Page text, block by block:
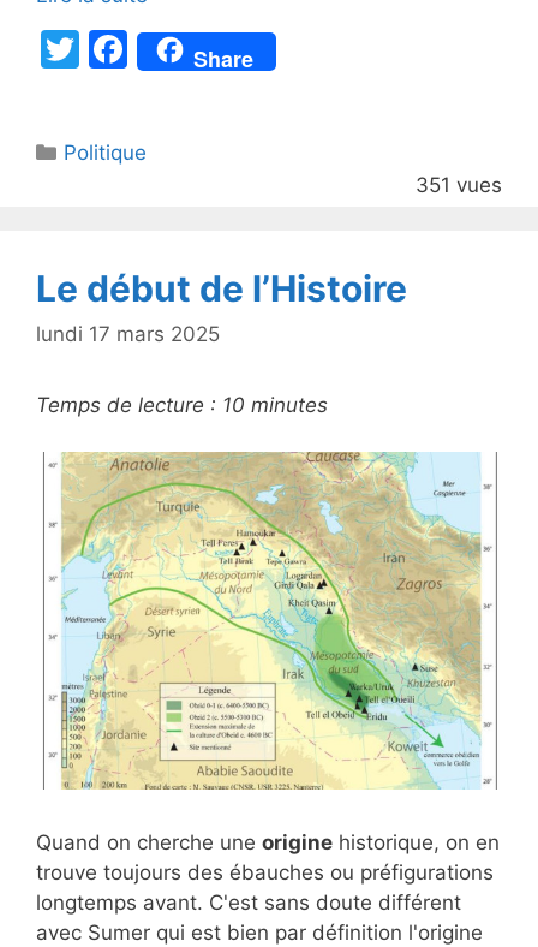
T
er
F
a
e
o
k
Share
Catégories
Politique
351 vues
Le début de l’Histoire
lundi 17 mars 2025
Temps de lecture : 10 minutes
Quand on cherche une origine historique, on en
trouve toujours des ébauches ou préfigurations
longtemps avant. C'est sans doute différent
avec Sumer qui est bien par définition l'origine